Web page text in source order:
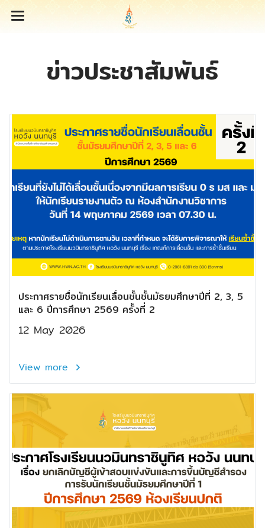
ข่าวประชาสัมพันธ์
ประกาศรายชื่อนักเรียนเลื่อนชั้นชั้นมัธยมศึกษาปีที่ 2, 3, 5
และ 6 ปีการศึกษา 2569 ครั้งที่ 2
12 May 2026
View more